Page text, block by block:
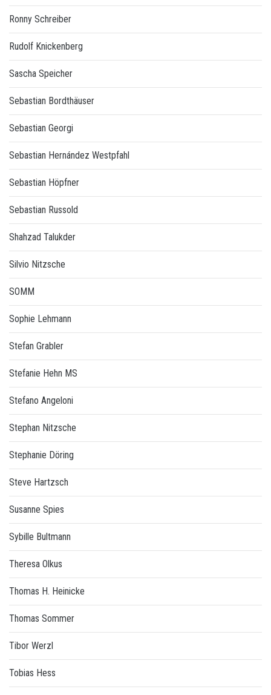
Ronny Schreiber
Rudolf Knickenberg
Sascha Speicher
Sebastian Bordthäuser
Sebastian Georgi
Sebastian Hernández Westpfahl
Sebastian Höpfner
Sebastian Russold
Shahzad Talukder
Silvio Nitzsche
SOMM
Sophie Lehmann
Stefan Grabler
Stefanie Hehn MS
Stefano Angeloni
Stephan Nitzsche
Stephanie Döring
Steve Hartzsch
Susanne Spies
Sybille Bultmann
Theresa Olkus
Thomas H. Heinicke
Thomas Sommer
Tibor Werzl
Tobias Hess